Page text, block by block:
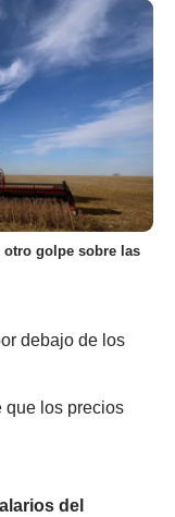
otro golpe sobre las
debajo de los
que los precios
del